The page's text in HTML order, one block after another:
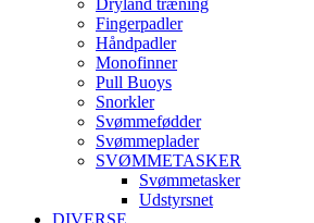
Dryland træning
Fingerpadler
Håndpadler
Monofinner
Pull Buoys
Snorkler
Svømmefødder
Svømmeplader
SVØMMETASKER
Svømmetasker
Udstyrsnet